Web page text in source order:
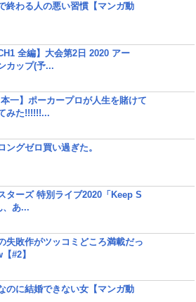
終わる人の悪い習慣【マンガ動
全編】大会第2日 2020 アー
カップ(予...
本一】ポーカープロが人生を賭けて
みた!!!!!!...
ングゼロ買い過ぎた。
ターズ 特別ライブ2020「Keep S
、あ...
失敗作がツッコミどころ満載だっ
#2】
のに結婚できない女【マンガ動